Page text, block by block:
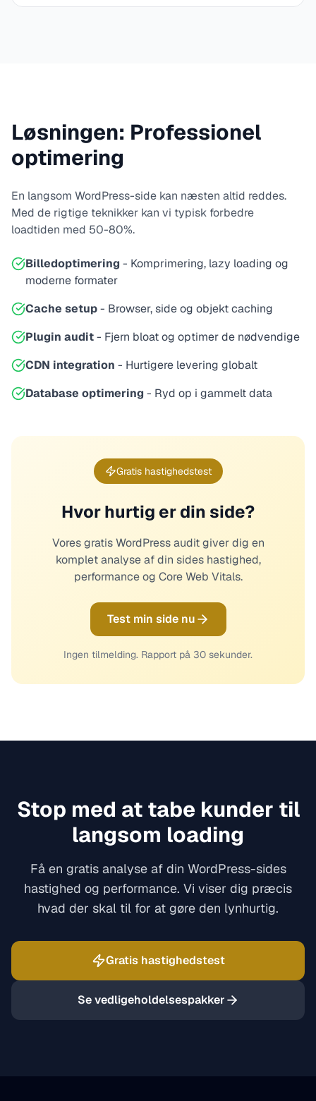
Løsningen: Professionel
optimering
En langsom WordPress-side kan næsten altid reddes.
Med de rigtige teknikker kan vi typisk forbedre
loadtiden med 50-80%.
Billedoptimering - Komprimering, lazy loading og
moderne formater
Cache setup- Browser, side og objekt caching
Plugin audit- Fjern bloat og optimer de nødvendige
CDN integration - Hurtigere levering globalt
Database optimering - Ryd op i gammelt data
Gratis hastighedstest
Hvor hurtig er din side?
Vores gratis WordPress audit giver dig en
komplet analyse af din sides hastighed,
performance og Core Web Vitals.
Test min side nu
Ingen tilmelding. Rapport på 30 sekunder.
Stop med at tabe kunder til
langsom loading
Få en gratis analyse af din WordPress-sides
hastighed og performance. Vi viser dig præcis
hvad der skal til for at gøre den lynhurtig.
Gratis hastighedstest
Se vedligeholdelsespakker